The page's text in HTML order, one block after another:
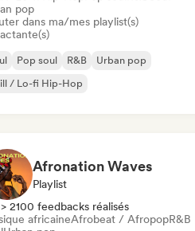
pop
dans ma/mes playlist(s)
Pop soul R&B
Urban pop
/ Lo-fi Hip-Hop
Afronation Waves
Playlist
> 2100 feedbacks réalisés
africaineAfrobeat / AfropopR&B